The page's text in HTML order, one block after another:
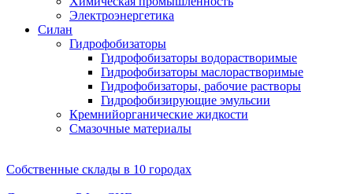
Электроэнергетика
Силан
Гидрофобизаторы
Гидрофобизаторы водорастворимые
Гидрофобизаторы маслорастворимые
Гидрофобизаторы, рабочие растворы
Гидрофобизирующие эмульсии
Кремнийорганические жидкости
Смазочные материалы
Собственные склады в 10 городах